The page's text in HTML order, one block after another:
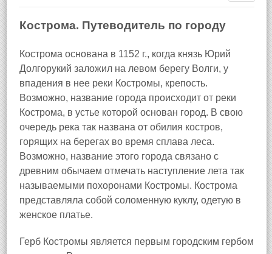
Кострома. Путеводитель по городу
Кострома основана в 1152 г., когда князь Юрий
Долгорукий заложил на левом берегу Волги, у
впадения в нее реки Костромы, крепость.
Возможно, название города происходит от реки
Кострома, в устье которой основан город. В свою
очередь река так названа от обилия костров,
горящих на берегах во время сплава леса.
Возможно, название этого города связано с
древним обычаем отмечать наступление лета так
называемыми похоронами Костромы. Кострома
представляла собой соломенную куклу, одетую в
женское платье.
Герб Костромы является первым городским гербом